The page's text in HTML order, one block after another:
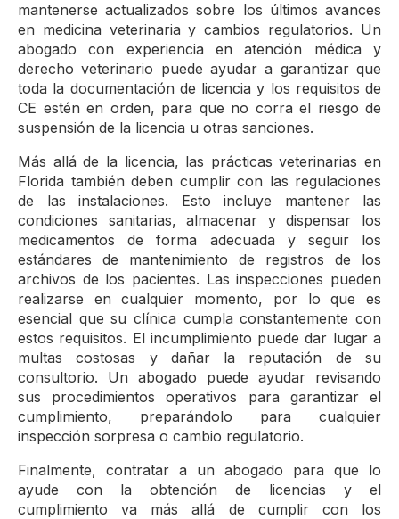
mantenerse actualizados sobre los últimos avances
en medicina veterinaria y cambios regulatorios. Un
abogado con experiencia en atención médica y
derecho veterinario puede ayudar a garantizar que
toda la documentación de licencia y los requisitos de
CE estén en orden, para que no corra el riesgo de
suspensión de la licencia u otras sanciones.
Más allá de la licencia, las prácticas veterinarias en
Florida también deben cumplir con las regulaciones
de las instalaciones. Esto incluye mantener las
condiciones sanitarias, almacenar y dispensar los
medicamentos de forma adecuada y seguir los
estándares de mantenimiento de registros de los
archivos de los pacientes. Las inspecciones pueden
realizarse en cualquier momento, por lo que es
esencial que su clínica cumpla constantemente con
estos requisitos. El incumplimiento puede dar lugar a
multas costosas y dañar la reputación de su
consultorio. Un abogado puede ayudar revisando
sus procedimientos operativos para garantizar el
cumplimiento, preparándolo para cualquier
inspección sorpresa o cambio regulatorio.
Finalmente, contratar a un abogado para que lo
ayude con la obtención de licencias y el
cumplimiento va más allá de cumplir con los